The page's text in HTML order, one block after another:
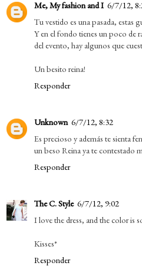
Me, My fashion and I 6/7/12,
Tu vestido es una pasada, estas
Y en el fondo tienes un poco de
del evento, hay algunos que
Un besito reina!
Responder
Unknown 6/7/12, 8:32
Es precioso y además te sienta
un beso Reina ya te contestado
Responder
The C. Style 6/7/12, 9:02
I love the dress, and the color is
Kisses*
Responder